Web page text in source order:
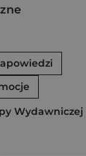
Wydawniczej